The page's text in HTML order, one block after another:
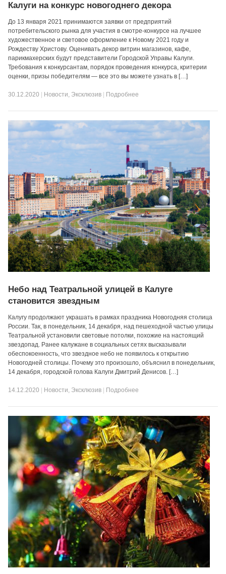
Калуги на конкурс новогоднего декора
До 13 января 2021 принимаются заявки от предприятий
потребительского рынка для участия в смотре-конкурсе на лучшее
художественное и световое оформление к Новому 2021 году и
Рождеству Христову. Оценивать декор витрин магазинов, кафе,
парикмахерских будут представители Городской Управы Калуги.
Требования к конкурсантам, порядок проведения конкурса, критерии
оценки, призы победителям — все это вы можете узнать в […]
30.12.2020 Новости, Эксклюзив Подробнее
Небо над Театральной улицей в Калуге
становится звездным
Калугу продолжают украшать в рамках праздника Новогодняя столица
России. Так, в понедельник, 14 декабря, над пешеходной частью улицы
Театральной установили световые потолки, похожие на настоящий
звездопад. Ранее калужане в социальных сетях высказывали
обеспокоенность, что звездное небо не появилось к открытию
Новогодней столицы. Почему это произошло, объяснил в понедельник,
14 декабря, городской голова Калуги Дмитрий Денисов. […]
14.12.2020 Новости, Эксклюзив Подробнее